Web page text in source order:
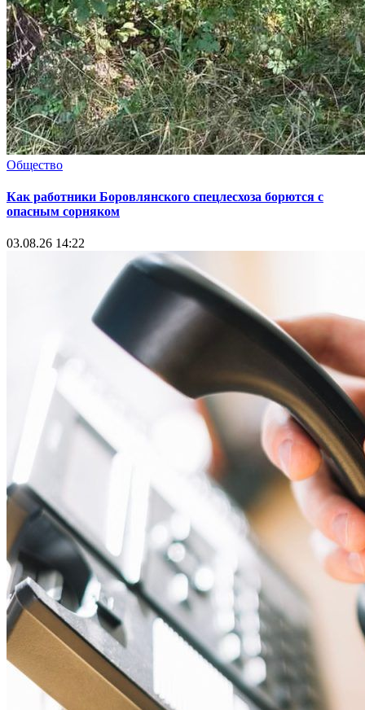
Общество
Как работники Боровлянского спецлесхоза борются с
опасным сорняком
03.08.26 14:22